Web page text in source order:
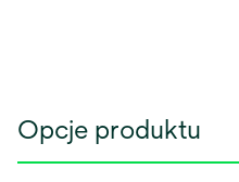
Opcje produktu